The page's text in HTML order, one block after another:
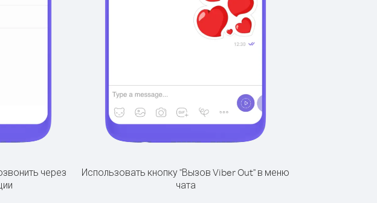
через
Использовать кнопку "Вызов Viber Out" в меню
чата